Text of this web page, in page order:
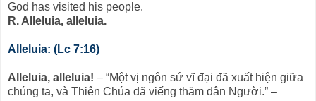
God has visited his people.
R. Alleluia, alleluia.
Alleluia: (Lc 7:16)
Alleluia, alleluia! – “Một vị ngôn sứ vĩ đại đã xuất hiện giữa
chúng ta, và Thiên Chúa đã viếng thăm dân Người.” –